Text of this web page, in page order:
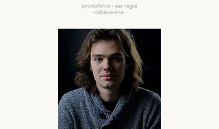
produttrice - ass. regia
- collaboratrice -